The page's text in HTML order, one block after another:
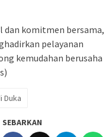
dan komitmen bersama,
pelayanan
kemudahan berusaha
Duka
SEBARKAN